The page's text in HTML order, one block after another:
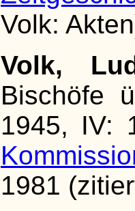
Volk:
Volk,
Bischöfe
1945, IV:
1981